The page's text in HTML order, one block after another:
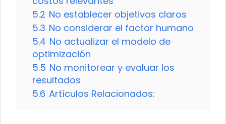
5.2 No establecer objetivos claros
5.3 No considerar el factor humano
5.4 No actualizar el modelo de
optimización
5.5 No monitorear y evaluar los
resultados
5.6 Artículos Relacionados: